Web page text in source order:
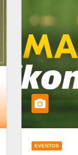
EVENTOS